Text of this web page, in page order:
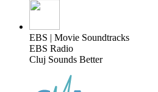
EBS | Movie Soundtracks
EBS Radio
Cluj Sounds Better